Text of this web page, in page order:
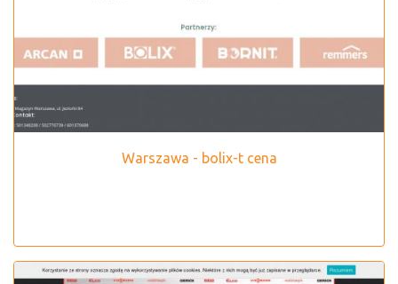
Warszawa - bolix-t cena